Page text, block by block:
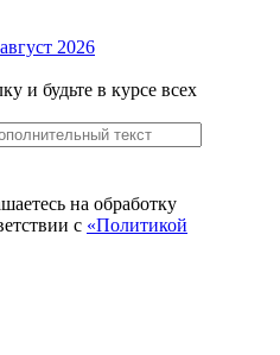
2026
и будьте в курсе всех
на обработку
с «Политикой